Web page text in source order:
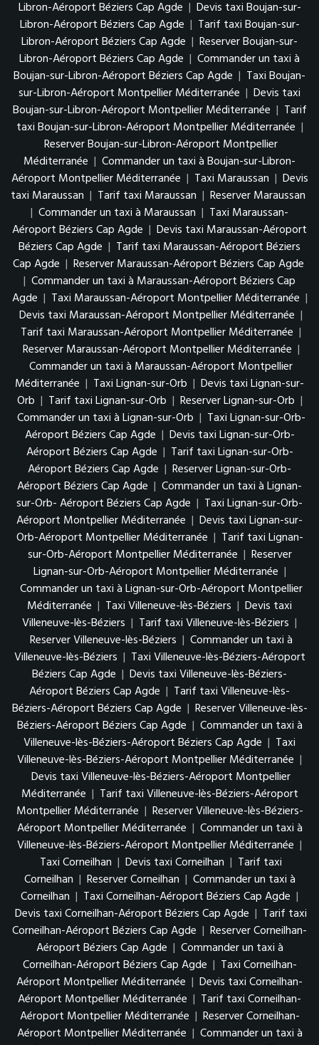
Libron-Aéroport Béziers Cap Agde | Devis taxi Boujan-sur-
Libron-Aéroport Béziers Cap Agde | Tarif taxi Boujan-sur-
Libron-Aéroport Béziers Cap Agde | Reserver Boujan-sur-
Libron-Aéroport Béziers Cap Agde | Commander un taxi à
Boujan-sur-Libron-Aéroport Béziers Cap Agde | Taxi Boujan-
sur-Libron-Aéroport Montpellier Méditerranée | Devis taxi
Boujan-sur-Libron-Aéroport Montpellier Méditerranée | Tarif
taxi Boujan-sur-Libron-Aéroport Montpellier Méditerranée |
Reserver Boujan-sur-Libron-Aéroport Montpellier
Méditerranée | Commander un taxi à Boujan-sur-Libron-
Aéroport Montpellier Méditerranée | Taxi Maraussan | Devis
taxi Maraussan | Tarif taxi Maraussan | Reserver Maraussan
| Commander un taxi à Maraussan | Taxi Maraussan-
Aéroport Béziers Cap Agde | Devis taxi Maraussan-Aéroport
Béziers Cap Agde | Tarif taxi Maraussan-Aéroport Béziers
Cap Agde | Reserver Maraussan-Aéroport Béziers Cap Agde
| Commander un taxi à Maraussan-Aéroport Béziers Cap
Agde | Taxi Maraussan-Aéroport Montpellier Méditerranée |
Devis taxi Maraussan-Aéroport Montpellier Méditerranée |
Tarif taxi Maraussan-Aéroport Montpellier Méditerranée |
Reserver Maraussan-Aéroport Montpellier Méditerranée |
Commander un taxi à Maraussan-Aéroport Montpellier
Méditerranée | Taxi Lignan-sur-Orb | Devis taxi Lignan-sur-
Orb | Tarif taxi Lignan-sur-Orb | Reserver Lignan-sur-Orb |
Commander un taxi à Lignan-sur-Orb | Taxi Lignan-sur-Orb-
Aéroport Béziers Cap Agde | Devis taxi Lignan-sur-Orb-
Aéroport Béziers Cap Agde | Tarif taxi Lignan-sur-Orb-
Aéroport Béziers Cap Agde | Reserver Lignan-sur-Orb-
Aéroport Béziers Cap Agde | Commander un taxi à Lignan-
sur-Orb- Aéroport Béziers Cap Agde | Taxi Lignan-sur-Orb-
Aéroport Montpellier Méditerranée | Devis taxi Lignan-sur-
Orb-Aéroport Montpellier Méditerranée | Tarif taxi Lignan-
sur-Orb-Aéroport Montpellier Méditerranée | Reserver
Lignan-sur-Orb-Aéroport Montpellier Méditerranée |
Commander un taxi à Lignan-sur-Orb-Aéroport Montpellier
Méditerranée | Taxi Villeneuve-lès-Béziers | Devis taxi
Villeneuve-lès-Béziers | Tarif taxi Villeneuve-lès-Béziers |
Reserver Villeneuve-lès-Béziers | Commander un taxi à
Villeneuve-lès-Béziers | Taxi Villeneuve-lès-Béziers-Aéroport
Béziers Cap Agde | Devis taxi Villeneuve-lès-Béziers-
Aéroport Béziers Cap Agde | Tarif taxi Villeneuve-lès-
Béziers-Aéroport Béziers Cap Agde | Reserver Villeneuve-lès-
Béziers-Aéroport Béziers Cap Agde | Commander un taxi à
Villeneuve-lès-Béziers-Aéroport Béziers Cap Agde | Taxi
Villeneuve-lès-Béziers-Aéroport Montpellier Méditerranée |
Devis taxi Villeneuve-lès-Béziers-Aéroport Montpellier
Méditerranée | Tarif taxi Villeneuve-lès-Béziers-Aéroport
Montpellier Méditerranée | Reserver Villeneuve-lès-Béziers-
Aéroport Montpellier Méditerranée | Commander un taxi à
Villeneuve-lès-Béziers-Aéroport Montpellier Méditerranée |
Taxi Corneilhan | Devis taxi Corneilhan | Tarif taxi
Corneilhan | Reserver Corneilhan | Commander un taxi à
Corneilhan | Taxi Corneilhan-Aéroport Béziers Cap Agde |
Devis taxi Corneilhan-Aéroport Béziers Cap Agde | Tarif taxi
Corneilhan-Aéroport Béziers Cap Agde | Reserver Corneilhan-
Aéroport Béziers Cap Agde | Commander un taxi à
Corneilhan-Aéroport Béziers Cap Agde | Taxi Corneilhan-
Aéroport Montpellier Méditerranée | Devis taxi Corneilhan-
Aéroport Montpellier Méditerranée | Tarif taxi Corneilhan-
Aéroport Montpellier Méditerranée | Reserver Corneilhan-
Aéroport Montpellier Méditerranée | Commander un taxi à